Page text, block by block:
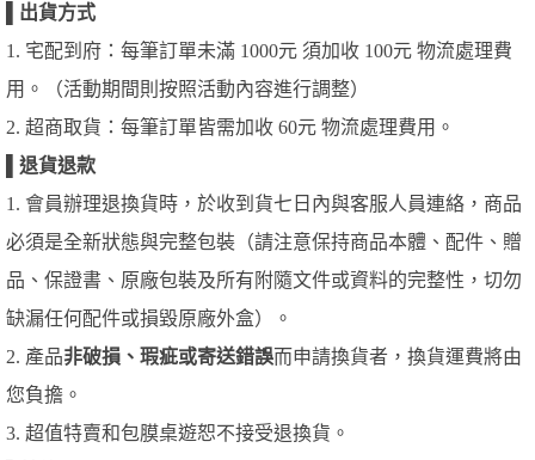
出貨方式
1. 宅配到府：每筆訂單未滿 1000元 須加收 100元 物流處理費
用。（活動期間則按照活動內容進行調整）
2. 超商取貨：每筆訂單皆需加收 60元 物流處理費用。
退貨退款
1. 會員辦理退換貨時，於收到貨七日內與客服人員連絡，商品
必須是全新狀態與完整包裝（請注意保持商品本體、配件、贈
品、保證書、原廠包裝及所有附隨文件或資料的完整性，切勿
缺漏任何配件或損毀原廠外盒）。
2. 產品非破損、瑕疵或寄送錯誤而申請換貨者，換貨運費將由
您負擔。
3. 超值特賣和包膜桌遊恕不接受退換貨。